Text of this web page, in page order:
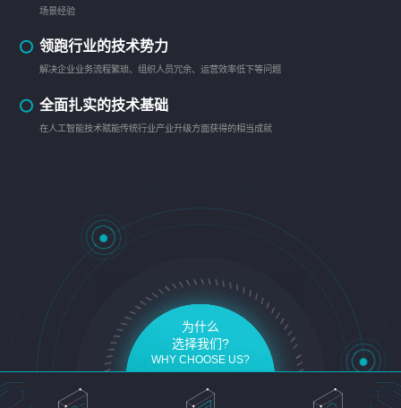
场景经验
领跑行业的技术势力
解决企业业务流程繁琐、组织人员冗余、运营效率低下等问题
全面扎实的技术基础
在人工智能技术赋能传统行业产业升级方面获得的相当成就
为什么
选择我们?
WHY CHOOSE US?